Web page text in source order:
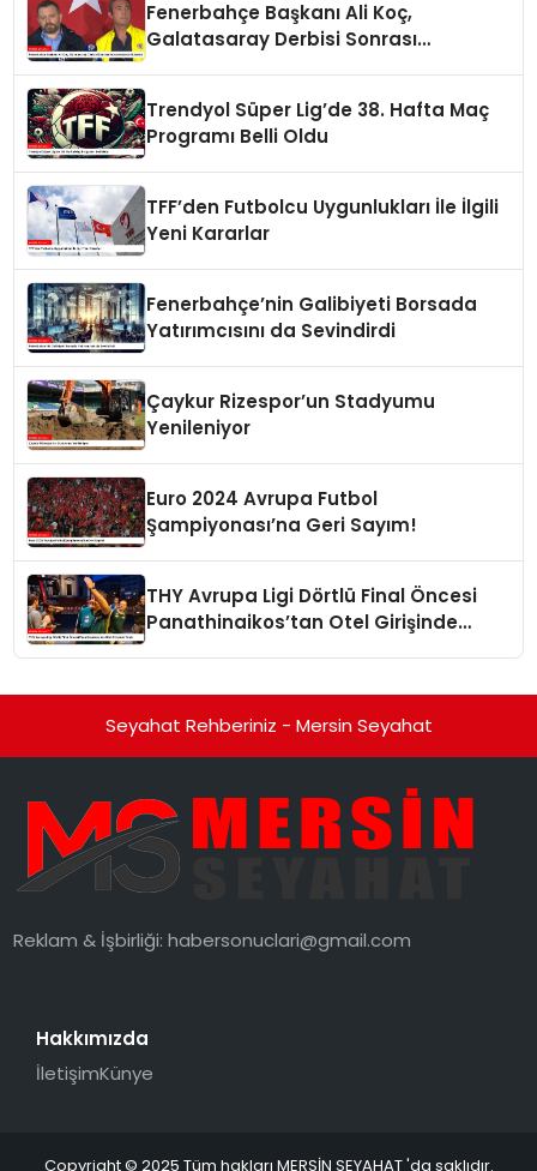
Fenerbahçe Başkanı Ali Koç,
Galatasaray Derbisi Sonrası
Trendyol Süper Lig’de 38. Hafta Maç
Programı Belli Oldu
TFF’den Futbolcu Uygunlukları İle İlgili
Yeni Kararlar
Fenerbahçe’nin Galibiyeti Borsada
Yatırımcısını da Sevindirdi
Çaykur Rizespor’un Stadyumu
Yenileniyor
Euro 2024 Avrupa Futbol
Şampiyonası’na Geri Sayım!
THY Avrupa Ligi Dörtlü Final Öncesi
Panathinaikos’tan Otel Girişinde
Seyahat Rehberiniz - Mersin Seyahat
Reklam & İşbirliği:habersonuclari@gmail.com
Hakkımızda
İletişimKünye
Copyright © 2025 Tüm hakları MERSİN SEYAHAT 'da saklıdır.